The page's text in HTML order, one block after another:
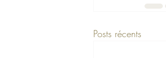
Posts récents